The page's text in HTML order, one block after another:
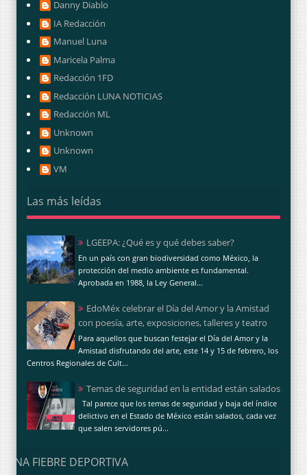
Danny Diablo
IA Redacción
Manuel Luna
Maricela Palma
Redacción 1FD
Redacción LUNA NOTICIAS
Redacción ML
Unknown
Unknown
VM
Las más leídas
LGEEPA: ¿Qué es y qué debes saber?
En un país con gran biodiversidad como México, la
protección del medio ambiente es fundamental.
Aprobada en 1988, la Ley General...
EdoMéx celebrar el Día del Amor y la Amistad
con poesía, arte, exposiciones, talleres y teatro
Para aquellos que buscan festejar el Día del Amor y la
Amistad disfrutando del arte, este 14 y 15 de febrero, los
Centros Regionales de Cult...
Temas de seguridad en la entidad están salados
Tal parece que los temas de seguridad y baja del índice
delictivo en el Estado de México están salados, cada vez
que salen servidores pú...
UNA FIEBRE DEPORTIVA